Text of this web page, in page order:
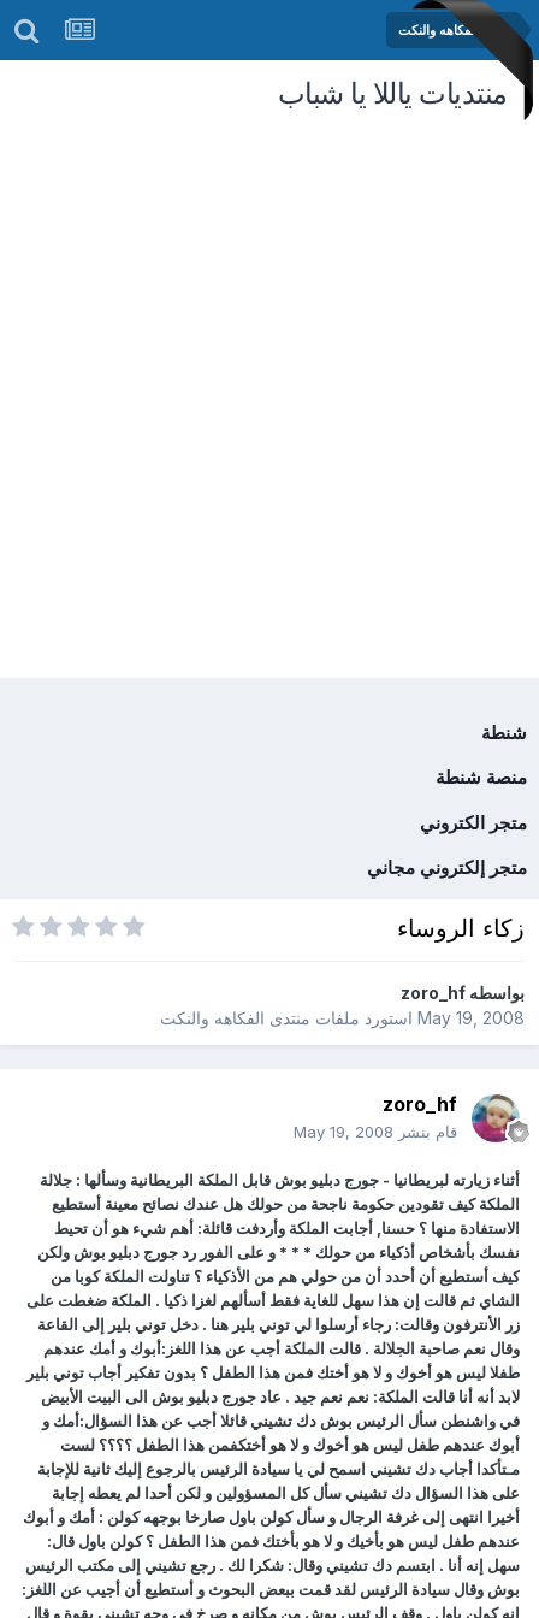
منتدى الفكاهه والنكت
منتديات ياللا يا شباب
شنطة
منصة شنطة
متجر الكتروني
متجر إلكتروني مجاني
زكاء الروساء
بواسطهzoro_hf
May 19, 2008استورد ملفات منتدى الفكاهه والنكت
zoro_hf
قام بنشر May 19, 2008
أثناء زيارته لبريطانيا - جورج دبليو بوش قابل الملكة البريطانية وسألها : جلالة
الملكة كيف تقودين حكومة ناجحة من حولك هل عندك نصائح معينة أستطيع
الاستفادة منها ؟ حسنا, أجابت الملكة وأردفت قائلة: أهم شيء هو أن تحيط
نفسك بأشخاص أذكياء من حولك * * * و على الفور رد جورج دبليو بوش ولكن
كيف أستطيع أن أحدد أن من حولي هم من الأذكياء ؟ تناولت الملكة كوبا من
الشاي ثم قالت إن هذا سهل للغاية فقط أسألهم لغزا ذكيا . الملكة ضغطت على
زر الأنترفون وقالت: رجاء أرسلوا لي توني بلير هنا . دخل توني بلير إلى القاعة
وقال نعم صاحبة الجلالة . قالت الملكة أجب عن هذا اللغز:أبوك و أمك عندهم
طفلا ليس هو أخوك و لا هو أختك فمن هذا الطفل ؟ بدون تفكير أجاب توني بلير
لابد أنه أنا قالت الملكة: نعم نعم جيد . عاد جورج دبليو بوش الى البيت الأبيض
في واشنطن سأل الرئيس بوش دك تشيني قائلا أجب عن هذا السؤال:أمك و
أبوك عندهم طفل ليس هو أخوك و لا هو أختكفمن هذا الطفل ؟؟؟؟ لست
مـتأكدا أجاب دك تشيني اسمح لي يا سيادة الرئيس بالرجوع إليك ثانية للإجابة
على هذا السؤال دك تشيني سأل كل المسؤولين و لكن أحدا لم يعطه إجابة
أخيرا انتهى إلى غرفة الرجال و سأل كولن باول صارخا بوجهه كولن : أمك و أبوك
عندهم طفل ليس هو بأخيك و لا هو بأختك فمن هذا الطفل ؟ كولن باول قال:
سهل إنه أنا . ابتسم دك تشيني وقال: شكرا لك . رجع تشيني إلى مكتب الرئيس
بوش وقال سيادة الرئيس لقد قمت ببعض البحوث و أستطيع أن أجيب عن اللغز:
إنه كولن باول . وقف الرئيس بوش من مكانه و صرخ في وجه تشيني بقوة و قال